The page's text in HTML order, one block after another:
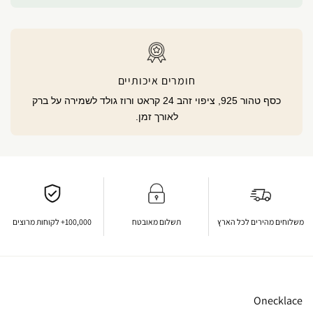
חומרים איכותיים
כסף טהור 925, ציפוי זהב 24 קראט ורוז גולד לשמירה על ברק
לאורך זמן.
משלוחים מהירים לכל הארץ תשלום מאובטח 100,000+ לקוחות מרוצים
Onecklace